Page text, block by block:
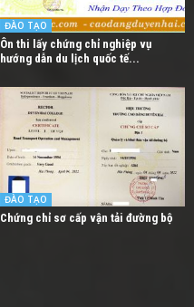
ĐÀO TẠO
Ôn thi lấy chứng chỉ nghiệp vụ
hướng dẫn du lịch quốc tế...
ĐÀO TẠO
Chứng chỉ sơ cấp vận tải đường bộ